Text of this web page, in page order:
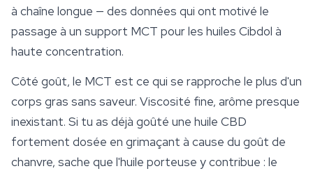
à chaîne longue — des données qui ont motivé le
passage à un support MCT pour les huiles Cibdol à
haute concentration.
Côté goût, le MCT est ce qui se rapproche le plus d'un
corps gras sans saveur. Viscosité fine, arôme presque
inexistant. Si tu as déjà goûté une huile CBD
fortement dosée en grimaçant à cause du goût de
chanvre, sache que l'huile porteuse y contribue : le